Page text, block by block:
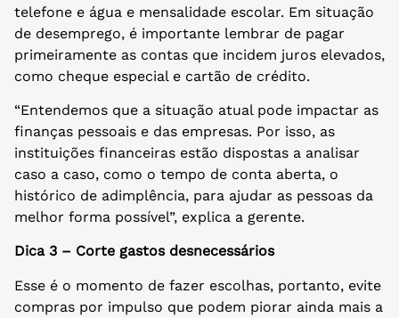
telefone e água e mensalidade escolar. Em situação
de desemprego, é importante lembrar de pagar
primeiramente as contas que incidem juros elevados,
como cheque especial e cartão de crédito.
“Entendemos que a situação atual pode impactar as
finanças pessoais e das empresas. Por isso, as
instituições financeiras estão dispostas a analisar
caso a caso, como o tempo de conta aberta, o
histórico de adimplência, para ajudar as pessoas da
melhor forma possível”, explica a gerente.
Dica 3 – Corte gastos desnecessários
Esse é o momento de fazer escolhas, portanto, evite
compras por impulso que podem piorar ainda mais a